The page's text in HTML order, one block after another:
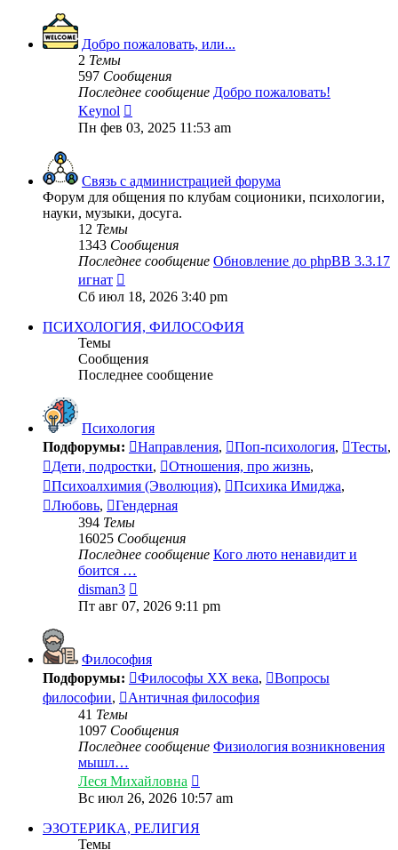
Добро пожаловать, или...
2 Темы
597 Сообщения
Последнее сообщение Добро пожаловать!
Keynol
к
Пн фев 03, 2025 11:53 am
Связь с администрацией форума
Форум для общения по клубам соционики, психологии,
науки, музыки, досуга.
12 Темы
1343 Сообщения
Последнее сообщение Обновление до phpBB 3.3.17
игнат
к
сообщению
Сб июл 18, 2026 3:40 pm
ПСИХОЛОГИЯ, ФИЛОСОФИЯ
Темы
Сообщения
Последнее сообщение
Психология
Подфорумы:
Направления, Поп-психология, Тесты,
Дети, подростки, Отношения, про жизнь,
Психоалхимия (Эволюция), Психика Имиджа,
Любовь,
Гендерная
394 Темы
16025 Сообщения
Последнее сообщение Кого люто ненавидит и
боится …
disman3
последнему
Пт авг 07, 2026 9:11 pm
Философия
Подфорумы:
Философы XX века,
Вопросы
философии,
Античная философия
41 Темы
1097 Сообщения
Последнее сообщение Физиология возникновения
мышл…
Леся Михайловна
к
сообщению
Вс июл 26, 2026 10:57 am
ЭЗОТЕРИКА, РЕЛИГИЯ
Темы